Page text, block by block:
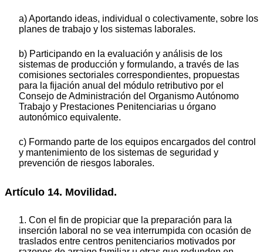
a) Aportando ideas, individual o colectivamente, sobre los
planes de trabajo y los sistemas laborales.
b) Participando en la evaluación y análisis de los
sistemas de producción y formulando, a través de las
comisiones sectoriales correspondientes, propuestas
para la fijación anual del módulo retributivo por el
Consejo de Administración del Organismo Autónomo
Trabajo y Prestaciones Penitenciarias u órgano
autonómico equivalente.
c) Formando parte de los equipos encargados del control
y mantenimiento de los sistemas de seguridad y
prevención de riesgos laborales.
Artículo 14. Movilidad.
1. Con el fin de propiciar que la preparación para la
inserción laboral no se vea interrumpida con ocasión de
traslados entre centros penitenciarios motivados por